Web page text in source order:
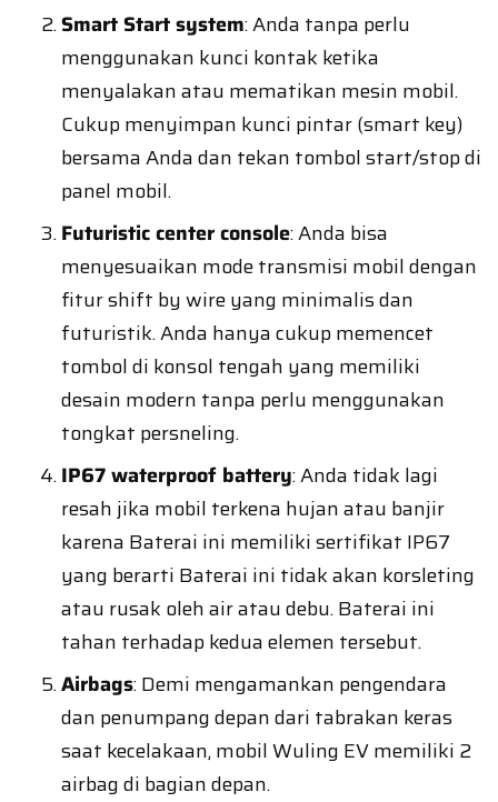
Smart Start system: Anda tanpa perlu
menggunakan kunci kontak ketika
menyalakan atau mematikan mesin mobil.
Cukup menyimpan kunci pintar (smart key)
bersama Anda dan tekan tombol start/stop di
panel mobil.
Futuristic center console: Anda bisa
menyesuaikan mode transmisi mobil dengan
fitur shift by wire yang minimalis dan
futuristik. Anda hanya cukup memencet
tombol di konsol tengah yang memiliki
desain modern tanpa perlu menggunakan
tongkat persneling.
IP67 waterproof battery: Anda tidak lagi
resah jika mobil terkena hujan atau banjir
karena Baterai ini memiliki sertifikat IP67
yang berarti Baterai ini tidak akan korsleting
atau rusak oleh air atau debu. Baterai ini
tahan terhadap kedua elemen tersebut.
Airbags: Demi mengamankan pengendara
dan penumpang depan dari tabrakan keras
saat kecelakaan, mobil Wuling EV memiliki 2
airbag di bagian depan.